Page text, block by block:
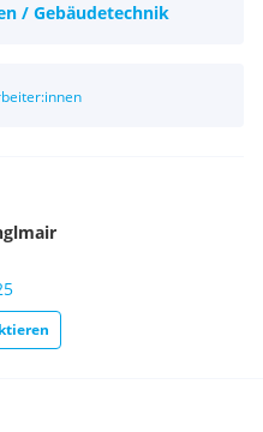
/ Gebäudetechnik